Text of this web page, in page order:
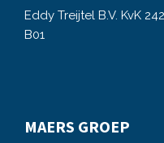
Eddy Treijtel B.V. KvK
B01
MAERS GROEP